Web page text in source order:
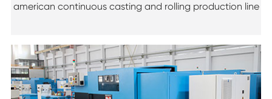
american continuous casting and rolling production line